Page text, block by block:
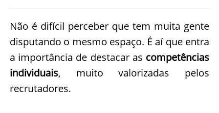
Não é difícil perceber que tem muita gente
disputando o mesmo espaço. É aí que entra
a importância de destacar as competências
individuais, muito valorizadas pelos
recrutadores.